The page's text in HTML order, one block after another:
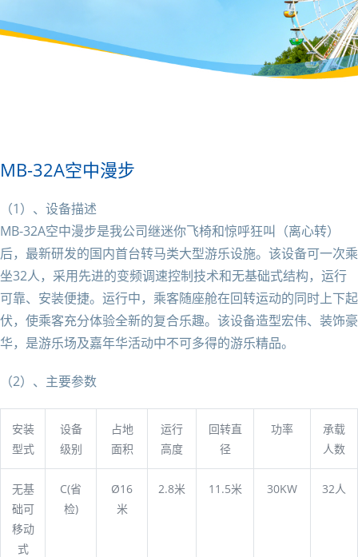
MB-32A空中漫步
（1）、设备描述
MB-32A空中漫步是我公司继迷你飞椅和惊呼狂叫（离心转）
后，最新研发的国内首台转马类大型游乐设施。该设备可一次乘
坐32人，采用先进的变频调速控制技术和无基础式结构，运行
可靠、安装便捷。运行中，乘客随座舱在回转运动的同时上下起
伏，使乘客充分体验全新的复合乐趣。该设备造型宏伟、装饰豪
华，是游乐场及嘉年华活动中不可多得的游乐精品。
（2）、主要参数
安装
型式
设备
级别
占地
面积
运行
高度
回转直
径
功率
承载
人数
无基
础可
移动
式
C(省
检)
Ø16
米
2.8米 11.5米 30KW 32人